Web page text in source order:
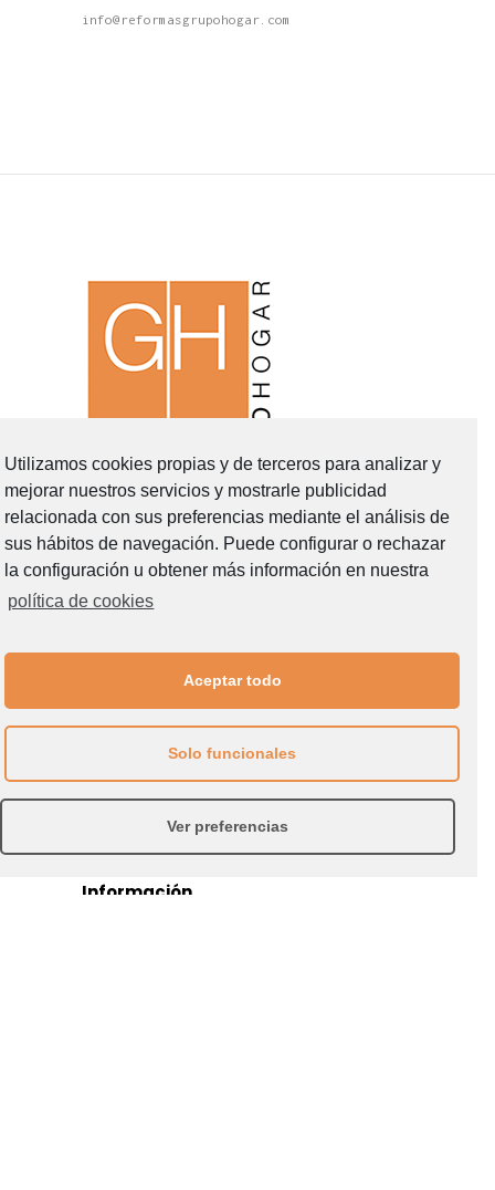
info@reformasgrupohogar.com
Servicios
Contacto
Información
Utilizamos cookies propias y de terceros para analizar y
mejorar nuestros servicios y mostrarle publicidad
relacionada con sus preferencias mediante el análisis de
sus hábitos de navegación. Puede configurar o rechazar
la configuración u obtener más información en nuestra
política de cookies
Aceptar todo
Solo funcionales
Ver preferencias